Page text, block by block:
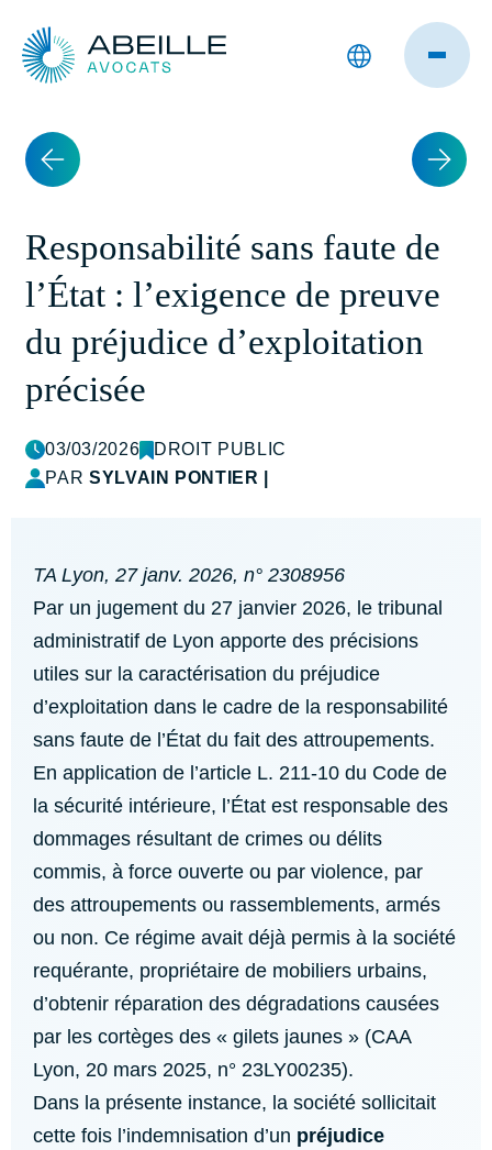
Responsabilité sans faute de
l’État : l’exigence de preuve
du préjudice d’exploitation
précisée
03/03/2026
DROIT PUBLIC
PARSYLVAIN PONTIER
TA Lyon, 27 janv. 2026, n° 2308956
Par un jugement du 27 janvier 2026, le tribunal
administratif de Lyon apporte des précisions
utiles sur la caractérisation du préjudice
d’exploitation dans le cadre de la responsabilité
sans faute de l’État du fait des attroupements.
En application de l’article L. 211-10 du Code de
la sécurité intérieure, l’État est responsable des
dommages résultant de crimes ou délits
commis, à force ouverte ou par violence, par
des attroupements ou rassemblements, armés
ou non. Ce régime avait déjà permis à la société
requérante, propriétaire de mobiliers urbains,
d’obtenir réparation des dégradations causées
par les cortèges des « gilets jaunes » (CAA
Lyon, 20 mars 2025, n° 23LY00235).
Dans la présente instance, la société sollicitait
cette fois l’indemnisation d’un préjudice